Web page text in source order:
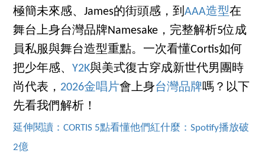
極簡未來感、James的街頭感，到AAA造型在
舞台上身台灣品牌Namesake，完整解析5位成
員私服與舞台造型重點。一次看懂Cortis如何
把少年感、Y2K與美式復古穿成新世代男團時
尚代表， 2026金唱片會上身台灣品牌嗎？以下
先看我們解析！
延伸閱讀：CORTIS 5點看懂他們紅什麼：Spotify播放破
2億